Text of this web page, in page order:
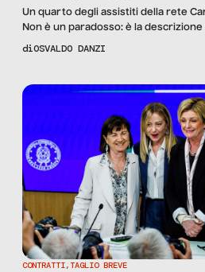
Un quarto degli assistiti della rete
Non è un paradosso: è la
il mercato del lavoro italiano nel 2026.
diOSVALDO DANZI
CONTRATTI,TAGLIO BREVE